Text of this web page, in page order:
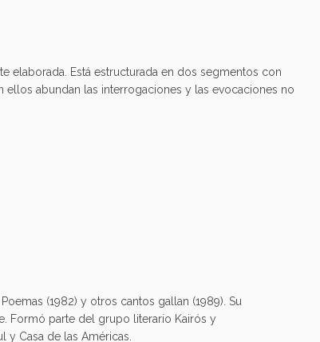
elaborada. Está estructurada en dos segmentos con
abundan las interrogaciones y las evocaciones no
(1982) y otros cantos gallan (1989). Su
Formó parte del grupo literario Kairós y
Casa de las Américas.